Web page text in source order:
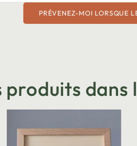
PRÉVENEZ-MOI LORSQUE
produits dans